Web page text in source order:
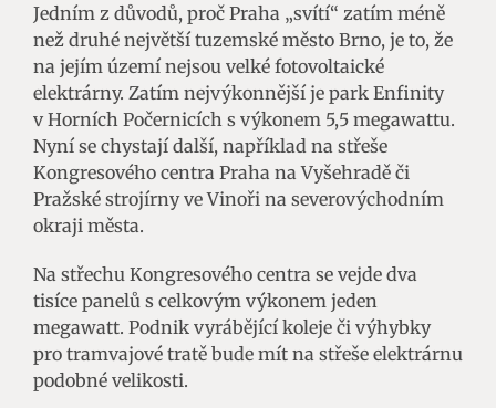
Jedním z důvodů, proč Praha „svítí“ zatím méně
než druhé největší tuzemské město Brno, je to, že
na jejím území nejsou velké fotovoltaické
elektrárny. Zatím nejvýkonnější je park Enfinity
v Horních Počernicích s výkonem 5,5 megawattu.
Nyní se chystají další, například na střeše
Kongresového centra Praha na Vyšehradě či
Pražské strojírny ve Vinoři na severovýchodním
okraji města.
Na střechu Kongresového centra se vejde dva
tisíce panelů s celkovým výkonem jeden
megawatt. Podnik vyrábějící koleje či výhybky
pro tramvajové tratě bude mít na střeše elektrárnu
podobné velikosti.